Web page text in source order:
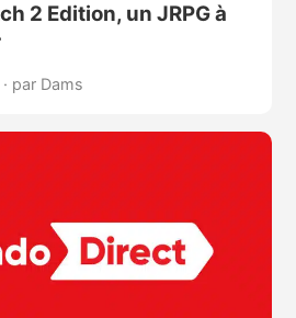
2 Edition, un JRPG à
· par Dams